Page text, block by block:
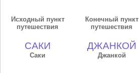
Исходный пункт
путешествия
САКИ
Саки
Конечный пункт
путешествия
ДЖАНКОЙ
Джанкой